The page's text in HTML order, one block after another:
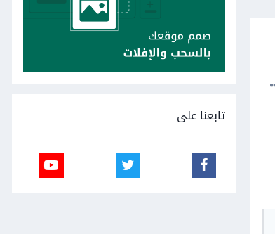
تابعنا على